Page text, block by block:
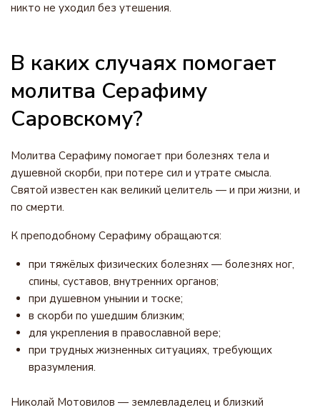
никто не уходил без утешения.
В каких случаях помогает
молитва Серафиму
Саровскому?
Молитва Серафиму помогает при болезнях тела и
душевной скорби, при потере сил и утрате смысла.
Святой известен как великий целитель — и при жизни, и
по смерти.
К преподобному Серафиму обращаются:
при тяжёлых физических болезнях — болезнях ног,
спины, суставов, внутренних органов;
при душевном унынии и тоске;
в скорби по ушедшим близким;
для укрепления в православной вере;
при трудных жизненных ситуациях, требующих
вразумления.
Николай Мотовилов — землевладелец и близкий